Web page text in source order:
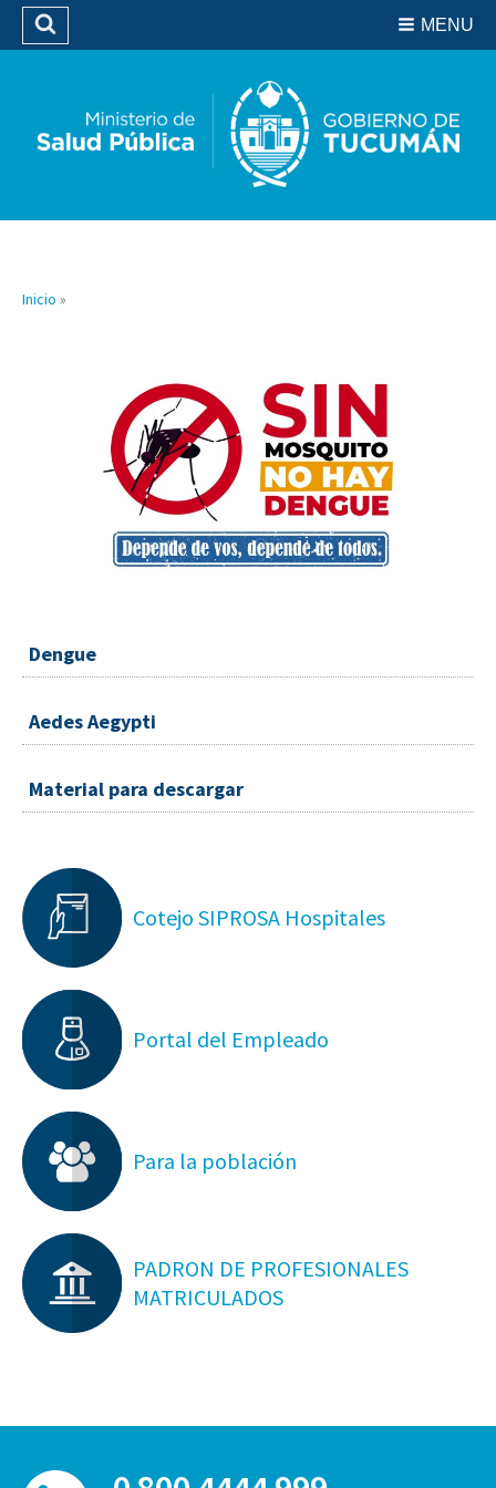
Biblioteca
MENU
Buscar
Inicio »
Dengue
Aedes Aegypti
Material para descargar
Cotejo SIPROSA Hospitales
Portal del Empleado
Para la población
PADRON DE PROFESIONALES
MATRICULADOS